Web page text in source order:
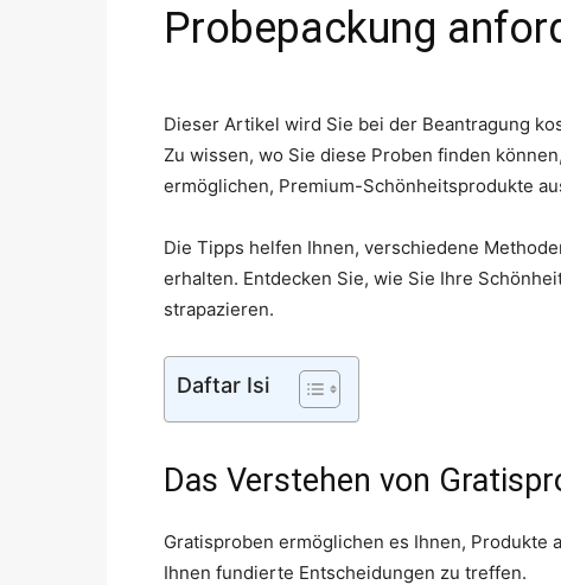
Probepackung
Dieser Artikel wird Sie bei der Beantragung
Zu wissen, wo Sie diese Proben finden
ermöglichen, Premium-Schönheitsprodukte
Die Tipps helfen Ihnen, verschiedene
erhalten. Entdecken Sie, wie Sie Ihre
strapazieren.
Daftar Isi
Das Verstehen von
Gratisproben ermöglichen es Ihnen,
Ihnen fundierte Entscheidungen zu treffen.